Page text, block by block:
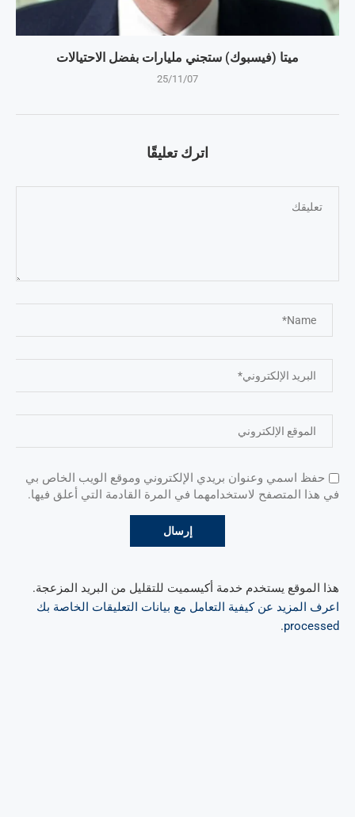
ميتا (فيسبوك) ستجني مليارات بفضل الاحتيالات
25/11/07
اترك تعليقًا
حفظ اسمي وعنوان بريدي الإلكتروني وموقع الويب الخاص بي
في هذا المتصفح لاستخدامهما في المرة القادمة التي أعلق فيها.
هذا الموقع يستخدم خدمة أكيسميت للتقليل من البريد المزعجة.
اعرف المزيد عن كيفية التعامل مع بيانات التعليقات الخاصة بك
processed
.